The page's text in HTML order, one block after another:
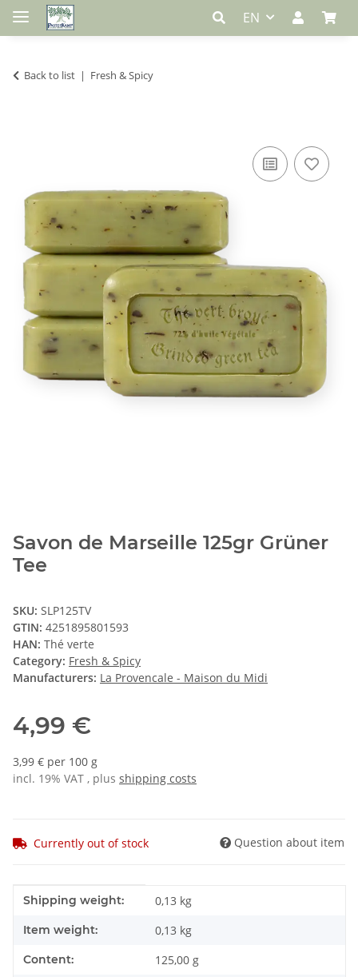
EN
Back to list Fresh & Spicy
Savon de Marseille 125gr Grüner
Tee
SKU: SLP125TV
GTIN: 4251895801593
HAN: Thé verte
Category: Fresh & Spicy
Manufacturers: La Provencale - Maison du Midi
4,99 €
3,99 € per 100 g
incl. 19% VAT , plus shipping costs
Currently out of stock Question about item
Item information
Value
Shipping weight: 0,13 kg
Item weight: 0,13 kg
Content: 125,00 g